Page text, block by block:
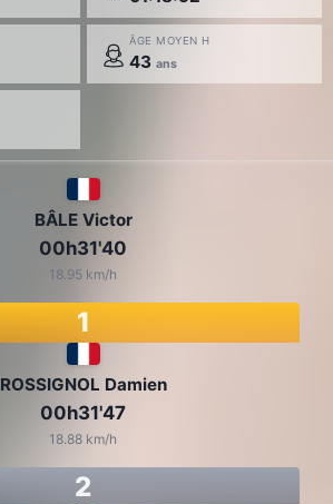
ÂGE MOYEN H
43 ans
ROSSIGNOL Damien
00h31'47
18.88 km/h
2
BÂLE Victor
00h31'40
18.95 km/h
1